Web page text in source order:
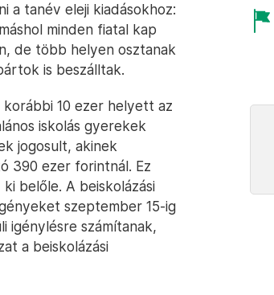
a tanév eleji kiadásokhoz:
minden fiatal kap
de több helyen osztanak
is beszálltak.
korábbi 10 ezer helyett az
iskolás gyerekek
jogosult, akinek
390 ezer forintnál. Ez
belőle. A beiskolázási
szeptember 15-ig
igénylésre számítanak,
a beiskolázási